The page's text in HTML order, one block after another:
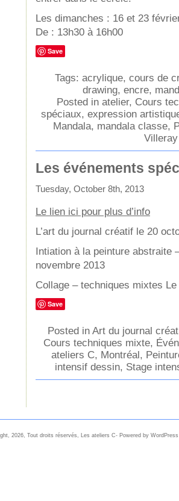
Les dimanches : 16 et 23
De : 13h30 à 16h00
Save
Tags: acrylique, cours de
drawing, encre,
Posted in atelier, Cours
spéciaux, expression
Mandala, mandala classe,
Villeray
Les événements
Tuesday, October 8th, 2013
Le lien ici pour plus d’info
L’art du journal créatif le 20
Intiation à la peinture abstraite
novembre 2013
Collage – techniques mixtes
Save
Posted in Art du journal
Cours techniques mixte,
ateliers C, Montréal,
intensif dessin, Stage
2026, Tout droits réservés, Les ateliers C- Powered by WordPress